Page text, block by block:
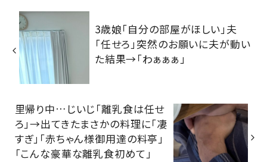
3歳娘「自分の部屋がほしい」夫
「任せろ」突然のお願いに夫が動い
た結果→「わぁぁぁ」
里帰り中…じいじ「離乳食は任せ
ろ」→出てきたまさかの料理に「凄
すぎ」「赤ちゃん様御用達の料亭」
「こんな豪華な離乳食初めて」